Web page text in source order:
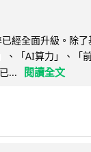
經全面升級。除
、「AI算力」、「
...
閱讀全文